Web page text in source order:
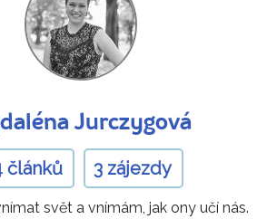
Jurczygová
článků 3 zájezdy
svět a vnímám, jak ony učí nás.